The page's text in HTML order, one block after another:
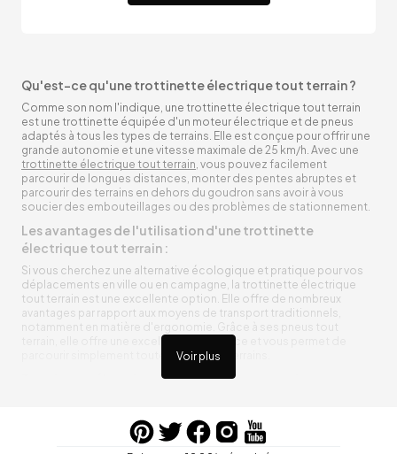
Voir plus
Qu'est-ce qu'une trottinette électrique tout terrain ?
Comme son nom l'indique, une trottinette électrique tout terrain
est une trottinette équipée d'un moteur électrique et de pneus
adaptés à tous les types de terrains. Elle est conçue pour offrir une
grande autonomie et une vitesse maximale de 25 km/h. Avec une
trottinette électrique tout terrain, vous pouvez facilement
parcourir de longues distances, monter des pentes abruptes et
parcourir des terrains en dehors du goudron sans avoir à vous
soucier des embouteillages ou des problèmes de stationnement.
Les avantages de l'utilisation d'une trottinette
électrique tout terrain :
Si vous cherchez une alternative écologique et pratique pour vos
déplacements en ville ou en campagne, la trottinette électrique
tout terrain est une excellente option. Elle offre de nombreux
avantages par rapport aux moyens de transport traditionnels,
notamment en matière d'ergonomie. Grâce à ses pneus tout
terrain, elle offre une excellente adhérence et vous permet de
parcourir simplement toutes sortes de terrains.
Trottinette électrique tout terrain ergonomique
entre vos trajets, vous n’aurez pas à vous soucier de l’état de sa
batterie. De plus, elle est équipée de pneus résistants qui peuvent